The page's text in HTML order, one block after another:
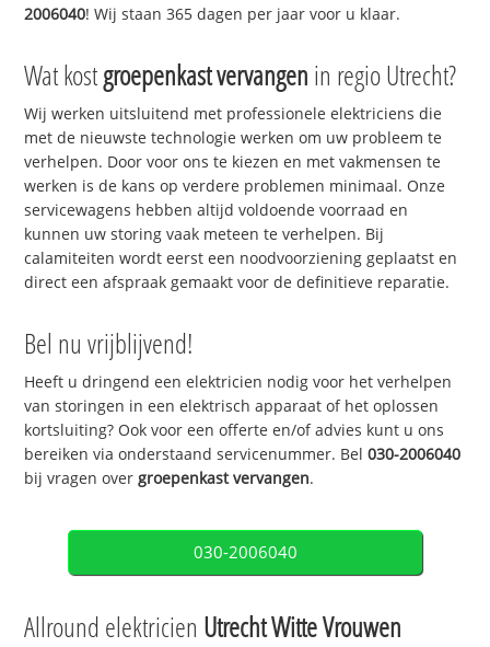
2006040! Wij staan 365 dagen per jaar voor u klaar.
Wat kostgroepenkast vervangen in regio Utrecht?
Wij werken uitsluitend met professionele elektriciens die
met de nieuwste technologie werken om uw probleem te
verhelpen. Door voor ons te kiezen en met vakmensen te
werken is de kans op verdere problemen minimaal. Onze
servicewagens hebben altijd voldoende voorraad en
kunnen uw storing vaak meteen te verhelpen. Bij
calamiteiten wordt eerst een noodvoorziening geplaatst en
direct een afspraak gemaakt voor de definitieve reparatie.
Bel nu vrijblijvend!
Heeft u dringend een elektricien nodig voor het verhelpen
van storingen in een elektrisch apparaat of het oplossen
kortsluiting? Ook voor een offerte en/of advies kunt u ons
bereiken via onderstaand servicenummer. Bel030-2006040
bij vragen over groepenkast vervangen.
030-2006040
Allround elektricien Utrecht Witte Vrouwen